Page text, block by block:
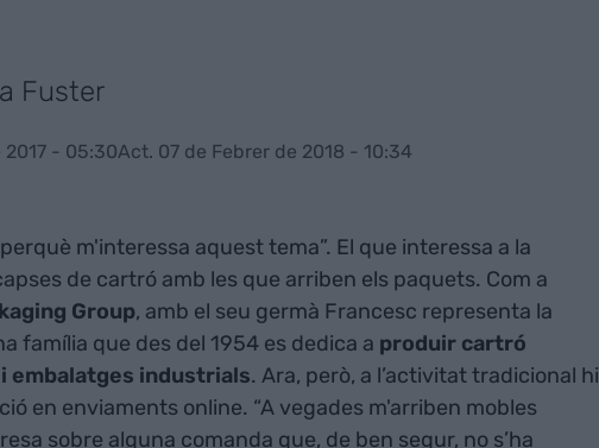
Fuster
- 05:30Act. 07 de Febrer de 2018 - 10:34
m'interessa aquest tema”. El que interessa a la
de cartró amb les que arriben els paquets. Com a
Group, amb el seu germà Francesc representa la
família que des del 1954 es dedica a produir cartró
embalatges industrials. Ara, però, a l’activitat tradicional hi
en enviaments online. “A vegades m'arriben mobles
sobre alguna comanda que, de ben segur, no s’ha